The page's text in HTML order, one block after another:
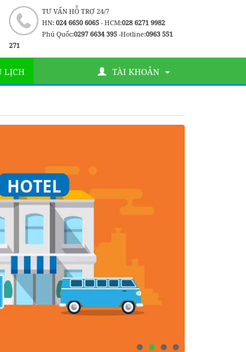
TƯ VẤN HỖ TRỢ 24/7
HN: 024 6650 6065- HCM:028 6271 9982
Phú Quốc:0297 6634 395 -Hotline:0963 551
271
LỊCH TÀI KHOẢN